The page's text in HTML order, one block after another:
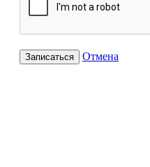
Записаться Отмена